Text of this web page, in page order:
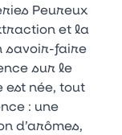
Peureux
et la
savoir-faire
sur le
née, tout
: une
d’arômes,